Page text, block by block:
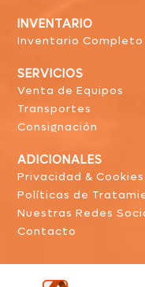
INVENTARIO
Inventario Completo
SERVICIOS
Venta de Equipos
Transportes
Consignación
ADICIONALES
Privacidad & Cookies
Políticas de
Nuestras Redes
Contacto